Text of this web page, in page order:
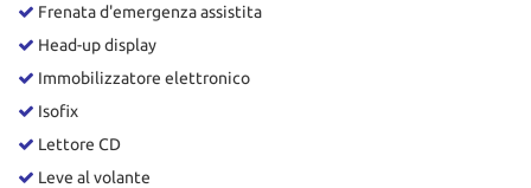
Frenata d'emergenza assistita
Head-up display
Immobilizzatore elettronico
Isofix
Lettore CD
Leve al volante